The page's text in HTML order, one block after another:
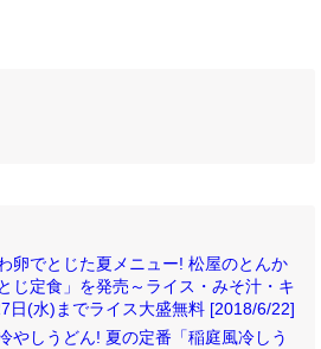
卵でとじた夏メニュー! 松屋のとんか
じ定食」を発売～ライス・みそ汁・キ
日(水)までライス大盛無料 [2018/6/22]
やしうどん! 夏の定番「稲庭風冷しう